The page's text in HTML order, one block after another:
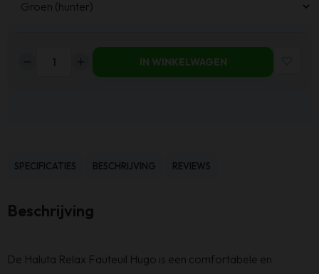
Draaibaar
aantal
IN WINKELWAGEN
SPECIFICATIES BESCHRIJVING REVIEWS
Beschrijving
De Haluta Relax Fauteuil Hugo is een comfortabele en